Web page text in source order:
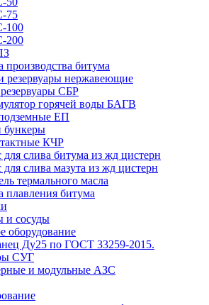
75
100
200
производства битума
резервуары нержавеющие
СБР
горячей воды БАГВ
ЕП
КЧР
слива битума из жд цистерн
слива мазута из жд цистерн
термального масла
плавления битума
и сосуды
оборудование
Ду25 по ГОСТ 33259-2015.
СУГ
и модульные АЗС